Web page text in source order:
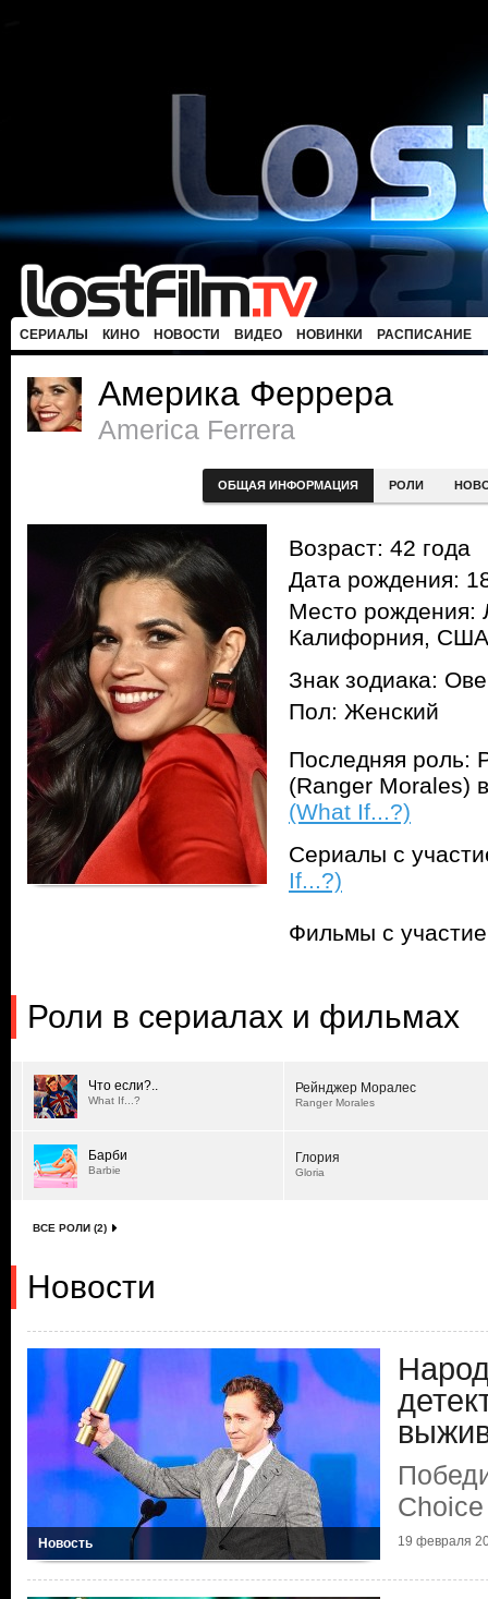
СЕРИАЛЫ КИНО НОВОСТИ ВИДЕО НОВИНКИ РАСПИСАНИЕ
Америка Феррера
America Ferrera
ОБЩАЯ ИНФОРМАЦИЯ РОЛИ
Возраст: 42 года
Дата рождения:
Место рождения:
Калифорния, США
Знак зодиака:
Пол: Женский
Последняя роль:
(Ranger Morales)
(What If...?)
Сериалы с
If...?)
Фильмы с
Роли в сериалах и фильмах
Что если?..
What If...?
Рейнджер Моралес
Ranger Morales
Барби
Barbie
Глория
Gloria
ВСЕ РОЛИ (2)
Новости
Новость 19 февраля